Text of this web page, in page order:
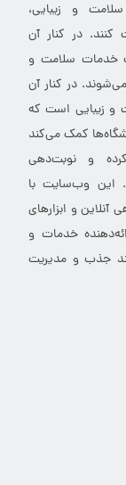
و زیبایی،
در کنار آن
خدمات سلامت و
در کنار آن
و زیبایی است که
کمک می‌کند
و نوبت‌دهی
این وب‌سایت با
و ابزارهای
خدمات و
جذب و مدیریت